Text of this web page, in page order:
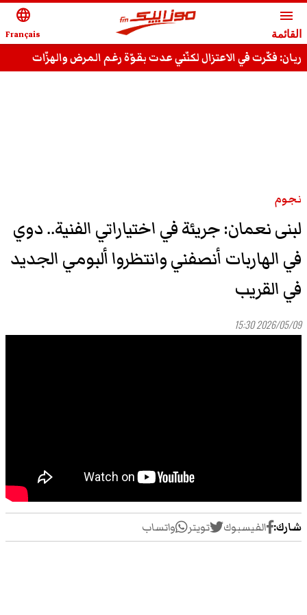
menu
القائمة
language
Français
ريان: فكّرت في الاعتزال لكنّني عدت بقوّة رغم المرض والهزّات
نجوم
لبنى نعمان: جريئة في اختياراتي الفنية.. دوي
في الهاربات أنصفني وانتظروا ألبومي الجديد
في القريب
2026/05/09 15:30
شارك: الفيسبوك تويتر واتساب